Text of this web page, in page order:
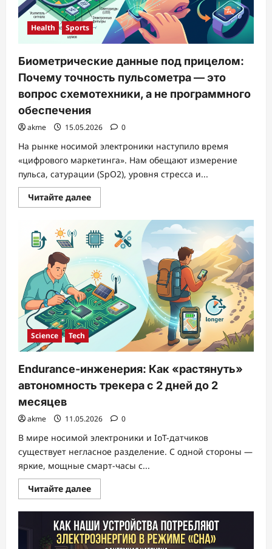
модулей
и
стратегий
выбора
Health Sports
Биометрические данные под прицелом:
Почему точность пульсометра — это
вопрос схемотехники, а не программного
обеспечения
akme 15.05.2026 0
На рынке носимой электроники наступило время
«цифрового маркетинга». Нам обещают измерение
пульса, сатурации (SpO2), уровня стресса и...
Читайте далееПрочитать
больше
Биометрические
данные
под
прицелом:
Почему
точность
пульсометра
—
это
вопрос
схемотехники,
а
не
программного
обеспечения
Science Tech
Endurance-инженерия: Как «растянуть»
автономность трекера с 2 дней до 2
месяцев
akme 11.05.2026 0
В мире носимой электроники и IoT-датчиков
существует негласное разделение. С одной стороны —
яркие, мощные смарт-часы с...
Читайте далееПрочитать
больше
Endurance-
инженерия:
Как
«растянуть»